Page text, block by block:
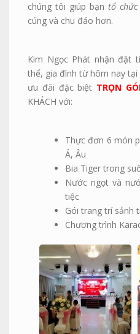
chúng tôi giúp bạn tổ
cúng và chu đáo hơn.
Kim Ngọc Phát nhận đặt
thể, gia đình từ hôm nay
ưu đãi đặc biệt TRỌN
KHÁCH với:
Thực đơn 6 món
Á, Âu
Bia Tiger trong
Nước ngọt và
tiệc
Gói trang trí sảnh
Chương trình